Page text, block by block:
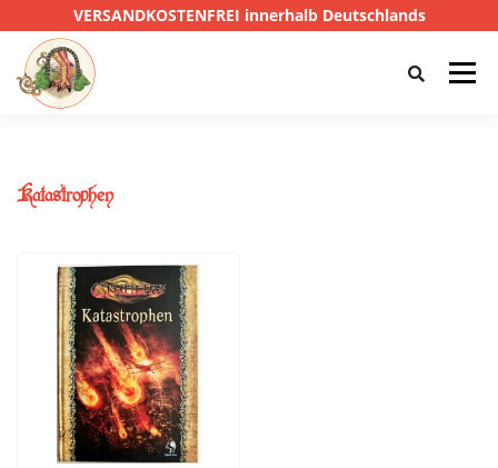
VERSANDKOSTENFREI innerhalb Deutschlands
Menü
SONSTIGE
Katastrophen